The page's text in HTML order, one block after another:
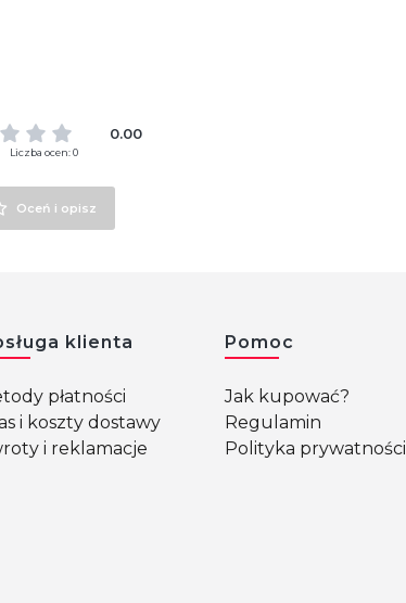
0.00
Liczba ocen: 0
Oceń i opisz
klienta
płatności
i koszty dostawy
i reklamacje
Pomoc
Jak kupować?
Regulamin
Polityka prywatności